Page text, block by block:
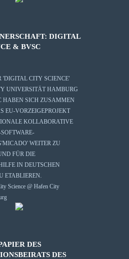
DIGITAL
& BVSC
'DIGITAL CITY SCIENCE'
UNIVERSITÄT HAMBURG
HABEN SICH ZUSAMMEN
EU-VORZEIGEPROJEKT
KOLLABORATIVE
'MICADO' WEITER ZU
FÜR DIE
IN DEUTSCHEN
ETABLIEREN.
DES
DES